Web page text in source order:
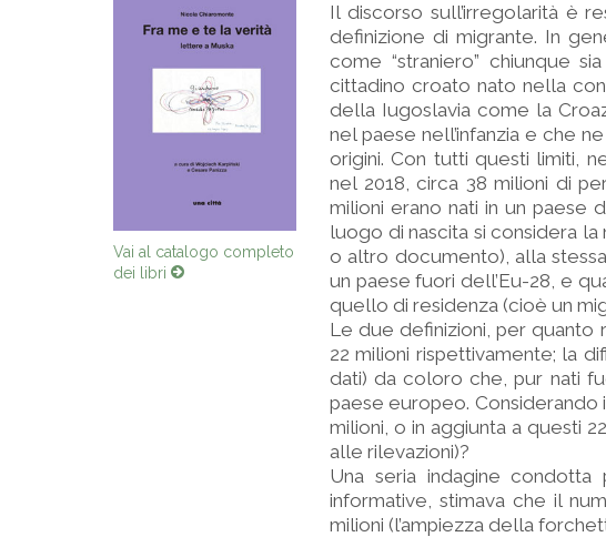
Vai al catalogo completo
dei libri
Il discorso sull’irregolarità è
definizione di migrante. In
come “straniero” chiunque
cittadino croato nato nella
della Iugoslavia come la
nel paese nell’infanzia e che
origini. Con tutti questi limiti,
nel 2018, circa 38 milioni di
milioni erano nati in un paese
luogo di nascita si considera
o altro documento), alla
un paese fuori dell’Eu-28, e
quello di residenza (cioè un
Le due definizioni, per quanto
22 milioni rispettivamente; la
dati) da coloro che, pur nati
paese europeo. Considerando
milioni, o in aggiunta a questi
alle rilevazioni)?
Una seria indagine
informative, stimava che il
milioni (l’ampiezza della